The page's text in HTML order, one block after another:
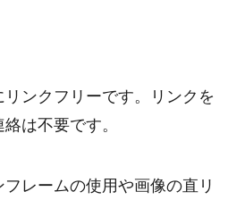
ンクフリーです。リンクを
は不要です。
レームの使用や画像の直リ